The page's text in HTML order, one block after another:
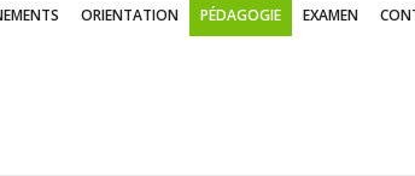
ORIENTATION PÉDAGOGIE EXAMEN